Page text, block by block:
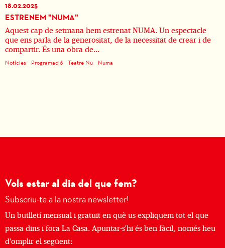
18.02.2025
ESTRENEM "NUMA"
Aquest cap de setmana hem estrenat NUMA. Un espectacle
que ens parla de la generositat, de la necessitat de crear i de
compartir. És una obra de...
Notícies Programació Teatre Nu Numa
Vols estar al dia del que fem?
Subscriu-te a la nostra newsletter!
Un butlletí mensual i gratuït en què us expliquem tot el que
passa dins i fora La Casa. Apuntar-s'hi és ben fàcil, només heu
d'omplir el següent: